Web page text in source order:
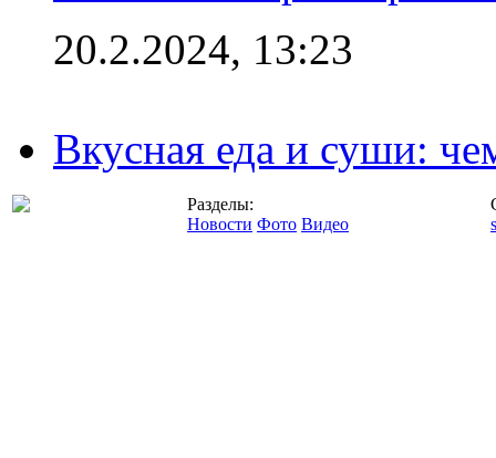
20.2.2024, 13:23
Вкусная еда и суши:
Разделы:
Новости Фото Видео